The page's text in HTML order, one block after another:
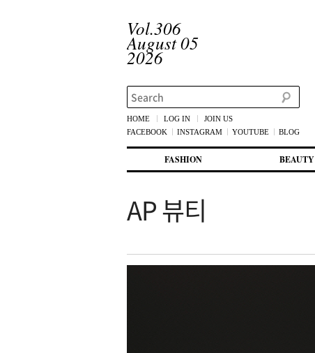
Vol.306
August 05
2026
Search
HOME LOG IN
JOIN US
FACEBOOK
INSTAGRAM YOUTUBE BLOG
첫번째 컨텐츠로 뛰어넘기
두번째 컨텐츠로 뛰어넘기
FASHION BEAUTY
AP 뷰티